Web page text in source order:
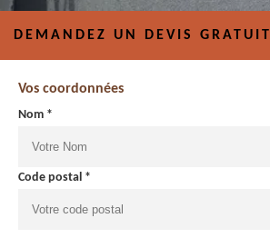
DEMANDEZ UN DEVIS GRATUIT
Vos coordonnées
Nom *
Code postal *